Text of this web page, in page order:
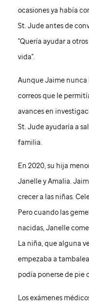
ocasiones ya había
St. Judeantes de
"Quería ayudar a
vida".
Aunque Jaime
correos que le
avances en
St. Judeayudaría a
familia.
En 2020, su hija
Janelle y Amalia.
crecer a las niñas.
Pero cuando las
nacidas, Janelle
La niña, que alguna
empezaba a
podía ponerse de pie
Los exámenes